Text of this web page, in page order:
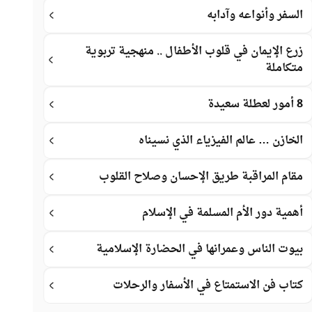
السفر وأنواعه وآدابه
زرع الإيمان في قلوب الأطفال .. منهجية تربوية
متكاملة
8 أمور لعطلة سعيدة
الخازن … عالم الفيزياء الذي نسيناه
مقام المراقبة طريق الإحسان وصلاح القلوب
أهمية دور الأم المسلمة في الإسلام
بيوت الناس وعمرانها في الحضارة الإسلامية
كتاب فن الاستمتاع في الأسفار والرحلات